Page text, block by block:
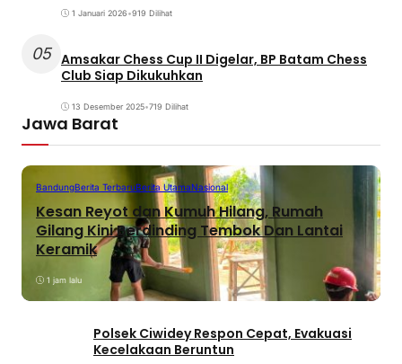
1 Januari 2026•919 Dilihat
05 Amsakar Chess Cup II Digelar, BP Batam Chess
Club Siap Dikukuhkan
13 Desember 2025•719 Dilihat
Jawa Barat
BandungBerita TerbaruBerita UtamaNasional
Kesan Reyot dan Kumuh Hilang, Rumah
Gilang Kini Berdinding Tembok Dan Lantai
Keramik
1 jam lalu
Polsek Ciwidey Respon Cepat, Evakuasi
Kecelakaan Beruntun